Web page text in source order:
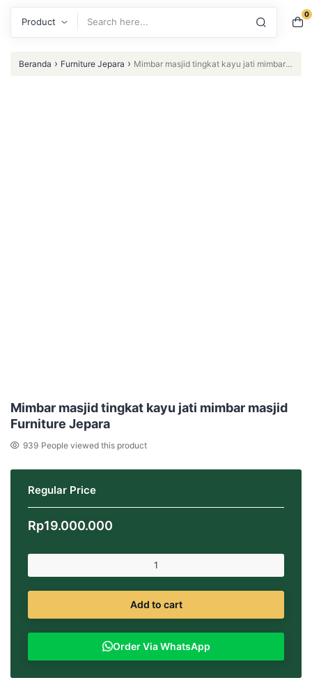
0
Beranda › Furniture Jepara › Mimbar masjid tingkat kayu jati mimbar
Mimbar masjid tingkat kayu jati mimbar masjid
Furniture Jepara
939 People viewed this product
Regular Price
Rp19.000.000
Add to cart
Order Via WhatsApp